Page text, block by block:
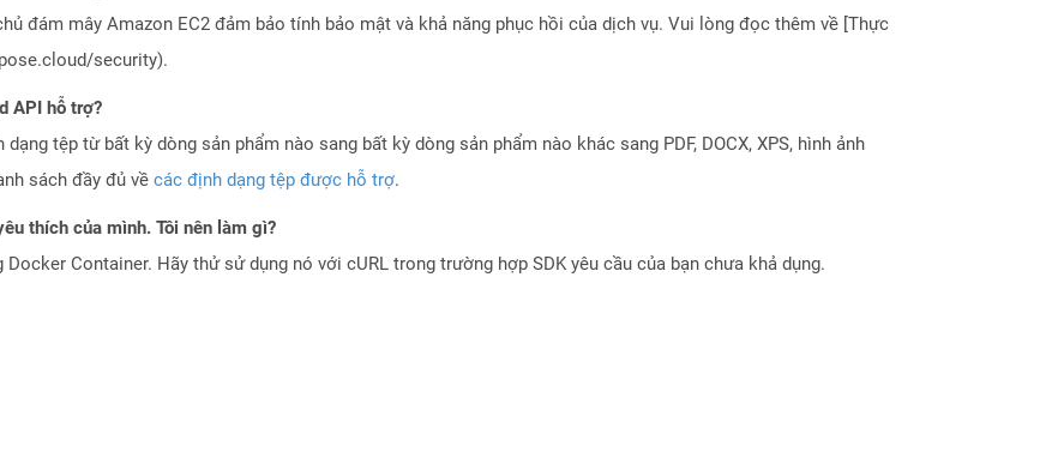
đám mây Amazon EC2 đảm bảo tính bảo mật và khả năng phục hồi của dịch vụ. Vui lòng đọc thêm về [Thực
security).
API hỗ trợ?
tệp từ bất kỳ dòng sản phẩm nào sang bất kỳ dòng sản phẩm nào khác sang PDF, DOCX, XPS, hình ảnh
sách đầy đủ về các định dạng tệp được hỗ trợ.
thích của mình. Tôi nên làm gì?
Container. Hãy thử sử dụng nó với cURL trong trường hợp SDK yêu cầu của bạn chưa khả dụng.